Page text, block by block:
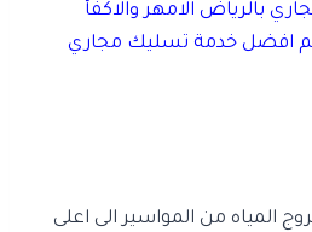
بالرياض الامهر والاكفأ
افضل خدمة تسليك مجاري
المياه من المواسير الى اعلى